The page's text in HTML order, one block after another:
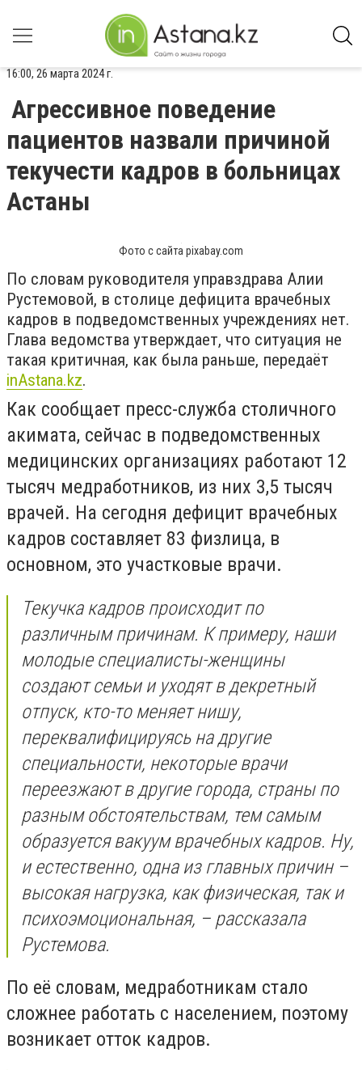
16:00, 26 марта 2024 г.
Агрессивное поведение
пациентов назвали причиной
текучести кадров в больницах
Астаны
Фото с сайта pixabay.com
По словам руководителя управздрава Алии
Рустемовой, в столице дефицита врачебных
кадров в подведомственных учреждениях нет.
Глава ведомства утверждает, что ситуация не
такая критичная, как была раньше, передаёт
inАstana.kz.
Как сообщает пресс-служба столичного
акимата, сейчас в подведомственных
медицинских организациях работают 12
тысяч медработников, из них 3,5 тысяч
врачей. На сегодня дефицит врачебных
кадров составляет 83 физлица, в
основном, это участковые врачи.
Текучка кадров происходит по
различным причинам. К примеру, наши
молодые специалисты-женщины
создают семьи и уходят в декретный
отпуск, кто-то меняет нишу,
переквалифицируясь на другие
специальности, некоторые врачи
переезжают в другие города, страны по
разным обстоятельствам, тем самым
образуется вакуум врачебных кадров. Ну,
и естественно, одна из главных причин –
высокая нагрузка, как физическая, так и
психоэмоциональная, – рассказала
Рустемова.
По её словам, медработникам стало
сложнее работать с населением, поэтому
возникает отток кадров.